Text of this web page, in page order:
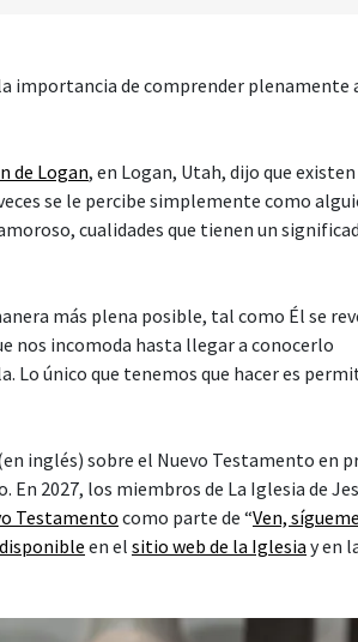
importancia de comprender plenamente
de Logan, en Logan, Utah, dijo que
se le percibe simplemente como
cualidades que tienen un
más plena posible, tal como Él se
nos incomoda hasta llegar a conocerlo
Lo único que tenemos que hacer es
inglés) sobre el Nuevo Testamento en
En 2027, los miembros de La Iglesia de
Testamento como parte de “Ven, sígueme
en el sitio web de la Iglesia y en